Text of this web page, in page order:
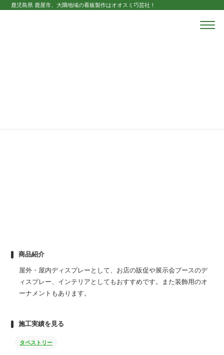
鹿児島県 鹿屋市、大隅地域の看板製作はオオスミ巧芸社！
商品紹介
屋外・屋内ディスプレーとして、お店の販促や展示会ブースのデ
ィスプレー、インテリアとしてもおすすめです。また装飾用のオ
ーナメントもあります。
施工実績を見る
タペストリー